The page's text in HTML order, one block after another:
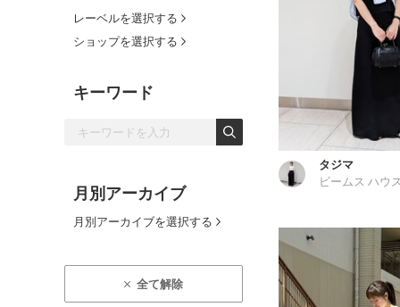
レーベルを選択する
ショップを選択する
キーワード
月別アーカイブ
月別アーカイブを選択する
全て解除
タジマ
ビームス ハウ